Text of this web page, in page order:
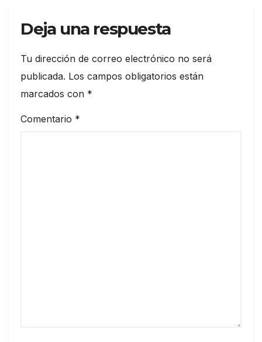
Deja una respuesta
Tu dirección de correo electrónico no será
publicada. Los campos obligatorios están
marcados con *
Comentario *